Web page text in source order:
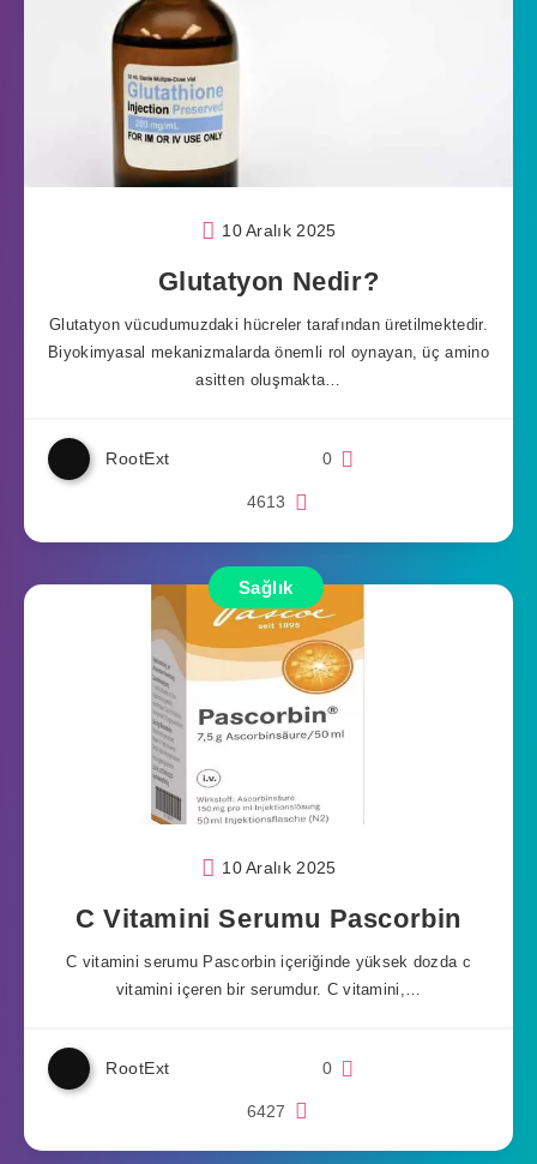
10 Aralık 2025
Glutatyon Nedir?
Glutatyon vücudumuzdaki hücreler tarafından üretilmektedir.
Biyokimyasal mekanizmalarda önemli rol oynayan, üç amino
asitten oluşmakta…
RootExt 0
4613
Sağlık
10 Aralık 2025
C Vitamini Serumu Pascorbin
C vitamini serumu Pascorbin içeriğinde yüksek dozda c
vitamini içeren bir serumdur. C vitamini,…
RootExt 0
6427